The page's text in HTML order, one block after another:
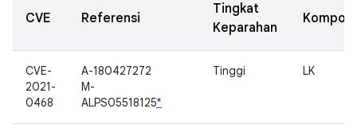
CVE Referensi
Tingkat
Keparahan
CVE-
2021-
0468
A-180427272
M-
ALPS05518125*
Tinggi LK